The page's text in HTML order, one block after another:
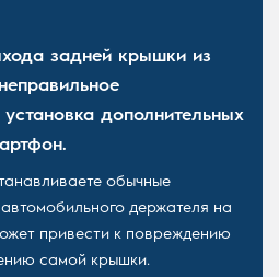
задней крышки из
дополнительных
обычные
держателя на
привести к повреждению
самой крышки.